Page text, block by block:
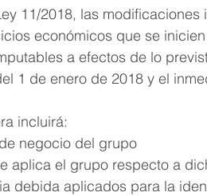
11/2018, las
económicos que se
a efectos de lo
1 de enero de 2018 y el
incluirá:
negocio del grupo
aplica el grupo respecto a
debida aplicados para la